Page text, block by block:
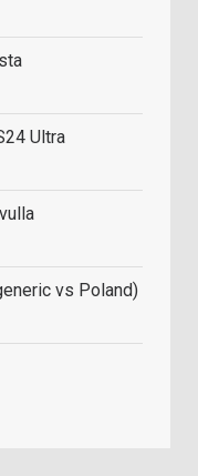
Ultra
vs Poland)